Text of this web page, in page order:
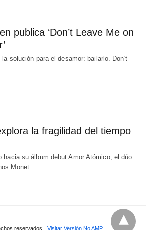
publica ‘Don’t Leave Me on
solución para el desamor: bailarlo. Don't
la fragilidad del tiempo
hacia su álbum debut Amor Atómico, el dúo
Monet…
reservados Visitar Versión No AMP